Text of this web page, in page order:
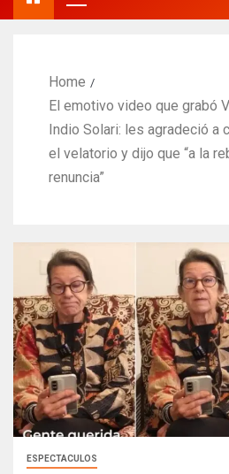
Home
El emotivo video que grabó
Indio Solari: les agradeció a
el velatorio y dijo que “a la
renuncia”
ESPECTACULOS